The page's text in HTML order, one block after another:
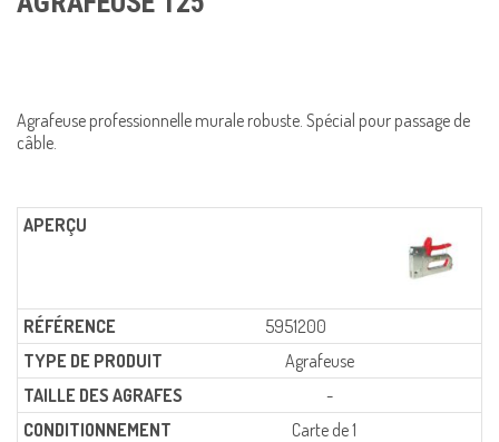
Agrafeuse professionnelle murale robuste. Spécial pour passage de
câble.
5951200
Agrafeuse
-
Carte de 1